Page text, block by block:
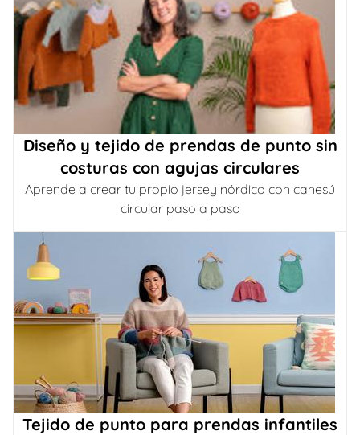
Diseño y tejido de prendas de punto sin
costuras con agujas circulares
Aprende a crear tu propio jersey nórdico con canesú
circular paso a paso
Tejido de punto para prendas infantiles